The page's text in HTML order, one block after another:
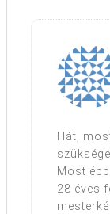
Hát,
Most
28 éves